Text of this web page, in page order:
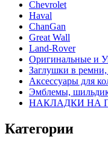
Chevrolet
Haval
ChanGan
Great Wall
Land-Rover
Оригинальные и
Заглушки в
Аксессуары для
Эмблемы,
НАКЛАДКИ НА
Категории